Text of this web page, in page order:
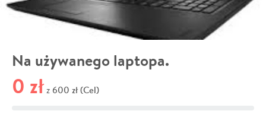
Na używanego laptopa.
0 zł z 600 zł (Cel)